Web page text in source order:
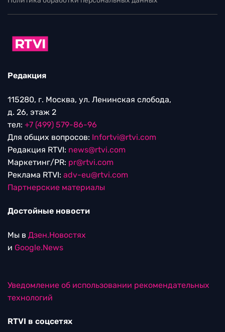
Редакция
115280, г. Москва, ул. Ленинская слобода,
д. 26, этаж 2
тел: +7 (499) 579-86-96
Для общих вопросов: Infortvi@rtvi.com
Редакция RTVI: news@rtvi.com
Маркетинг/PR: pr@rtvi.com
Реклама RTVI: adv-eu@rtvi.com
Партнерские материалы
Достойные новости
Мы в Дзен.Новостях
и Google.News
Уведомление об использовании рекомендательных
технологий
RTVI в соцсетях